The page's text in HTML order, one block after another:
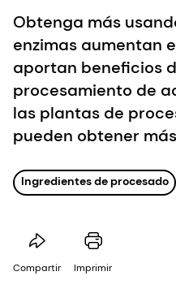
Obtenga más
enzimas aumentan
aportan beneficios
procesamiento de
las plantas de
pueden obtener
Ingredientes de procesado
Compartir Imprimir